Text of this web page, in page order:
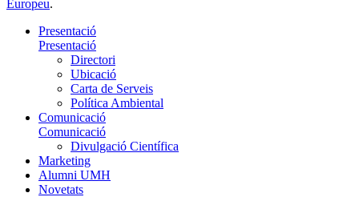
Europeu.
Presentació
Presentació
Directori
Ubicació
Carta de Serveis
Política Ambiental
Comunicació
Comunicació
Divulgació Científica
Marketing
Alumni UMH
Novetats